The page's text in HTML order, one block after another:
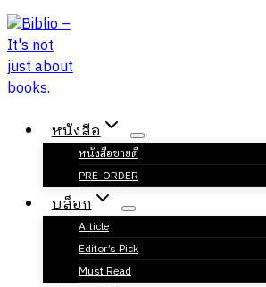
Skip
to
content
หนังสือ
หนังสือขายดี
PRE-ORDER
บล็อก
Article
Editor’s Pick
Must Read